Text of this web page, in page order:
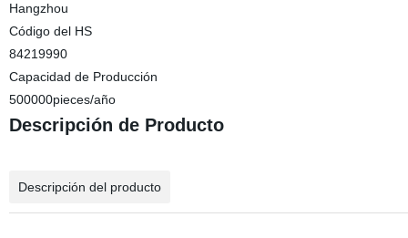
Hangzhou
Código del HS
84219990
Capacidad de Producción
500000pieces/año
Descripción de Producto
Descripción del producto